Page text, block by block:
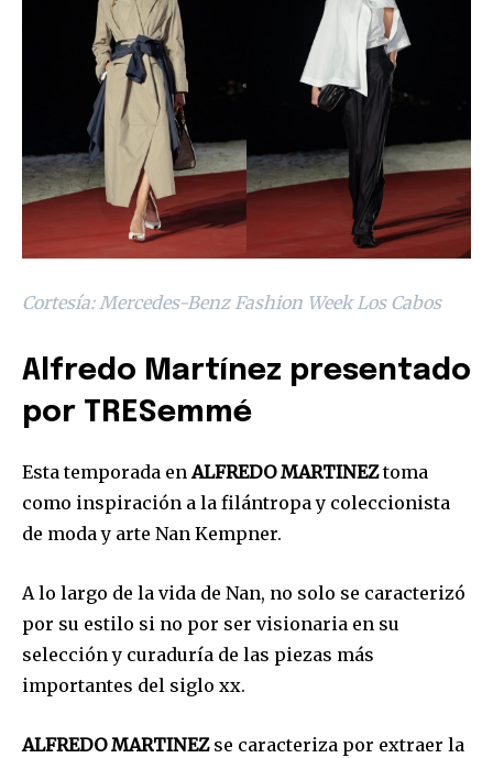
Cortesía: Mercedes-Benz Fashion Week Los Cabos
Alfredo Martínez presentado
por TRESemmé
Esta temporada en ALFREDO MARTINEZtoma
como inspiración a la filántropa y coleccionista
de moda y arte Nan Kempner.
A lo largo de la vida de Nan, no solo se caracterizó
por su estilo si no por ser visionaria en su
selección y curaduría de las piezas más
importantes del siglo xx.
ALFREDO MARTINEZse caracteriza por extraer la